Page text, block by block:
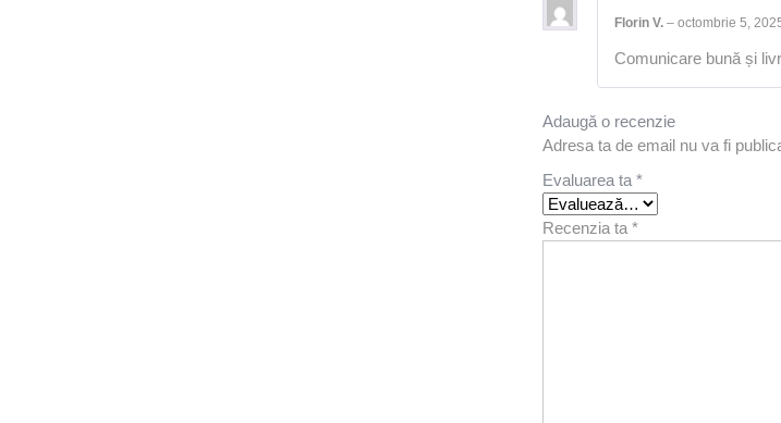
Florin V. – octombrie 5,
Comunicare bună și
Adaugă o recenzie
Adresa ta de email nu va fi
Evaluarea ta *
Recenzia ta *